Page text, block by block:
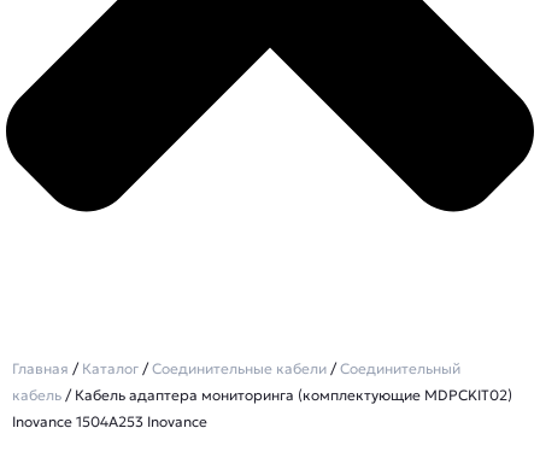
Главная / Каталог /Соединительные кабели /Соединительный
кабель / Кабель адаптера мониторинга (комплектующие MDPCKIT02)
Inovance 1504A253 Inovance